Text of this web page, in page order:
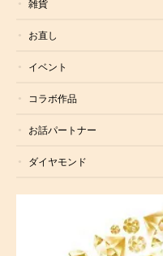
雑貨
お直し
イベント
コラボ作品
お話パートナー
ダイヤモンド